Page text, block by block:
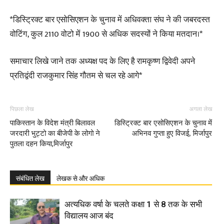
*डिस्ट्रिक्ट बार एसोसिएशन के चुनाव में अधिवक्ता संघ ने की जबरदस्त
वोटिंग, कुल 2110 वोटो में 1900 से अधिक सदस्यों ने किया मतदान।*
समाचार लिखे जाने तक अध्यक्ष पद के लिए है रामकृष्ण द्विवेदी अपने
प्रतिद्वंदी राजकुमार सिंह गौतम से चल रहे आगे*
पिछला लेख
पाकिस्तान के विदेश मंत्री बिलावल
जरदारी भुट्टो का बीजेपी के लोगो ने
पुतला दहन किया,मिर्जापुर
अगला लेख
डिस्ट्रिक्ट बार एसोसिएशन के चुनाव में
अभिनव गुप्ता हुए विजई, मिर्जापुर
संबंधित लेख लेखक से और अधिक
अत्यधिक वर्षा के चलते कक्षा 1 से 8 तक के सभी
विद्यालय आज बंद